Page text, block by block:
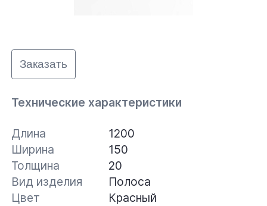
Заказать
Технические характеристики
Длина
1200
Ширина
150
Толщина
20
Вид изделия
Полоса
Цвет
Красный